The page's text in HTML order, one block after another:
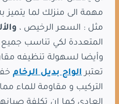
مهمة الى منزلك لما يتميز
مثل : السعر الرخيص ،
المتعددة لكي تناسب جميع
وأيضا لسهولة تنظيفه
تعتبر الواح بديل الرخام
التركيب و مقاومة للماء